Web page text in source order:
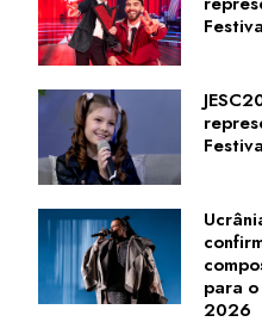
para
2026